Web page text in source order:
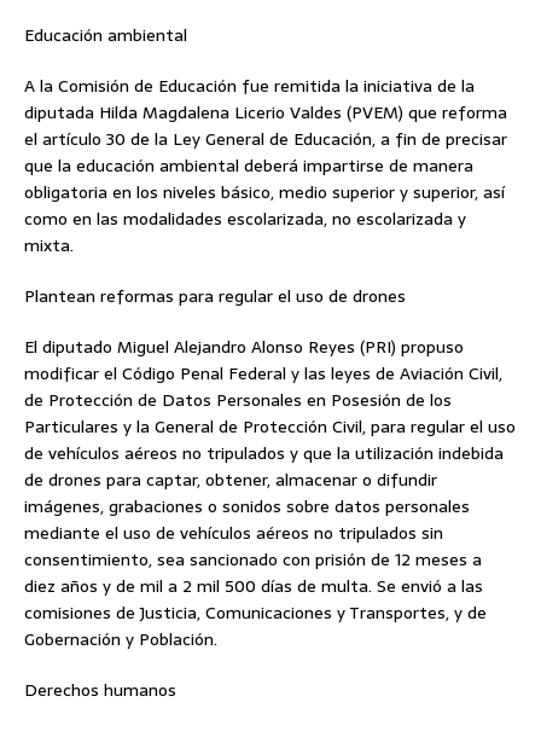
Educación ambiental
A la Comisión de Educación fue remitida la iniciativa de la
diputada Hilda Magdalena Licerio Valdes (PVEM) que reforma
el artículo 30 de la Ley General de Educación, a fin de precisar
que la educación ambiental deberá impartirse de manera
obligatoria en los niveles básico, medio superior y superior, así
como en las modalidades escolarizada, no escolarizada y
mixta.
Plantean reformas para regular el uso de drones
El diputado Miguel Alejandro Alonso Reyes (PRI) propuso
modificar el Código Penal Federal y las leyes de Aviación Civil,
de Protección de Datos Personales en Posesión de los
Particulares y la General de Protección Civil, para regular el uso
de vehículos aéreos no tripulados y que la utilización indebida
de drones para captar, obtener, almacenar o difundir
imágenes, grabaciones o sonidos sobre datos personales
mediante el uso de vehículos aéreos no tripulados sin
consentimiento, sea sancionado con prisión de 12 meses a
diez años y de mil a 2 mil 500 días de multa. Se envió a las
comisiones de Justicia, Comunicaciones y Transportes, y de
Gobernación y Población.
Derechos humanos